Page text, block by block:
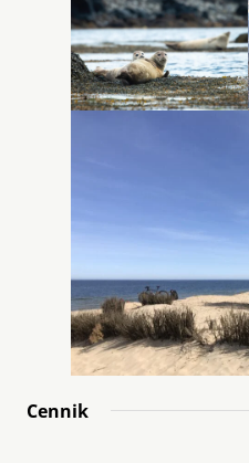
Cennik